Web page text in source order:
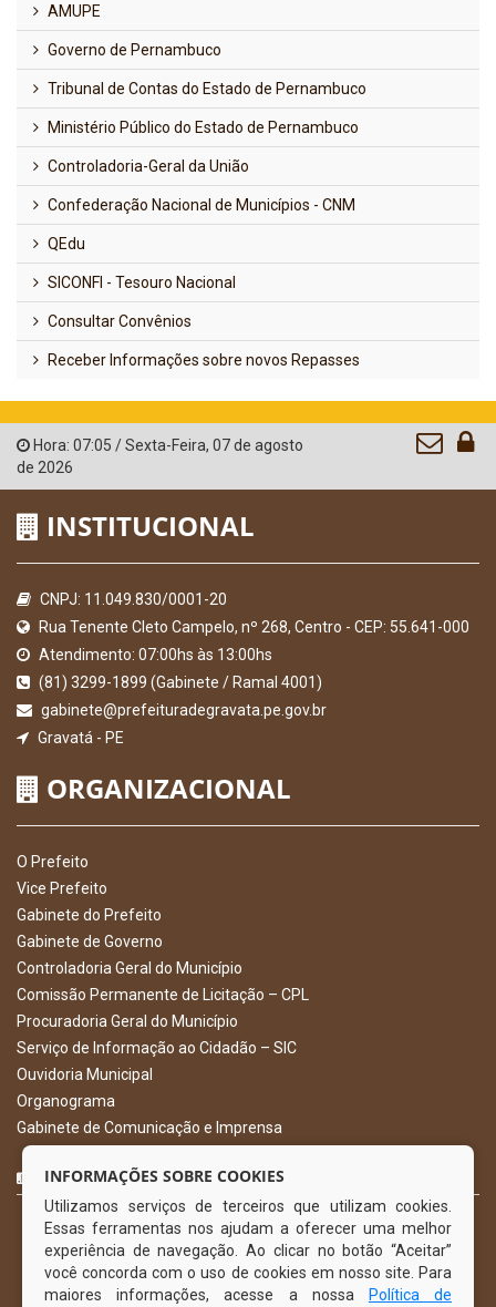
AMUPE
Governo de Pernambuco
Tribunal de Contas do Estado de Pernambuco
Ministério Público do Estado de Pernambuco
Controladoria-Geral da União
Confederação Nacional de Municípios - CNM
QEdu
SICONFI - Tesouro Nacional
Consultar Convênios
Receber Informações sobre novos Repasses
Hora: 07:05 /Sexta-Feira, 07 de agosto
de 2026
INSTITUCIONAL
CNPJ: 11.049.830/0001-20
Rua Tenente Cleto Campelo, nº 268, Centro - CEP: 55.641-000
Atendimento: 07:00hs às 13:00hs
(81) 3299-1899 (Gabinete / Ramal 4001)
gabinete@prefeituradegravata.pe.gov.br
Gravatá - PE
ORGANIZACIONAL
O Prefeito
Vice Prefeito
Gabinete do Prefeito
Gabinete de Governo
Controladoria Geral do Município
Comissão Permanente de Licitação – CPL
Procuradoria Geral do Município
Serviço de Informação ao Cidadão – SIC
Ouvidoria Municipal
Organograma
Gabinete de Comunicação e Imprensa
CURTA NOSSA FAN PAGE
INFORMAÇÕES SOBRE COOKIES
Utilizamos serviços de terceiros que utilizam cookies.
Essas ferramentas nos ajudam a oferecer uma melhor
experiência de navegação. Ao clicar no botão “Aceitar”
você concorda com o uso de cookies em nosso site. Para
maiores informações, acesse a nossa
Política de